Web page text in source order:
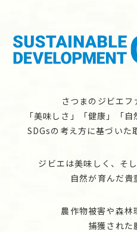
さつまのジビエフ
「美味しさ」「健康」「
SDGsの考え方に基づいた
ジビエは美味しく、そ
自然が育んだ貴
農作物被害や森林
捕獲された